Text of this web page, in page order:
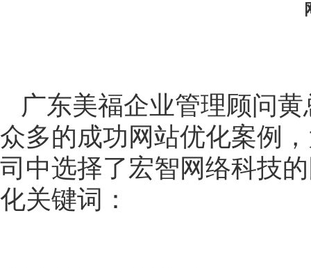
广东美福企业管理顾问
众多的成功网站优化案例
司中选择了宏智网络科技
化关键词：